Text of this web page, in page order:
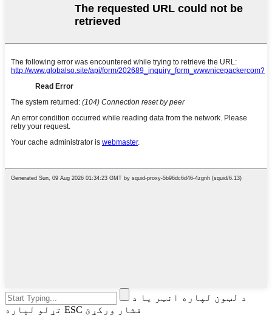
د لټون لپاره انټر یا د
تړلو لپاره ESC فشار ورکړئ